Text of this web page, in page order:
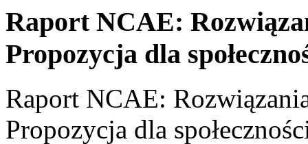
Raport NCAE:
Propozycja dla
Raport NCAE:
Propozycja dla